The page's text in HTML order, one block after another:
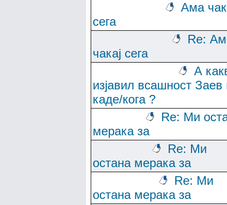
Ама
сега
Re:
чакај сега
А
изјавил всашност Заев
каде/кога ?
Re: Ми
мерака за
Re: Ми
остана мерака за
Re: Ми
остана мерака за